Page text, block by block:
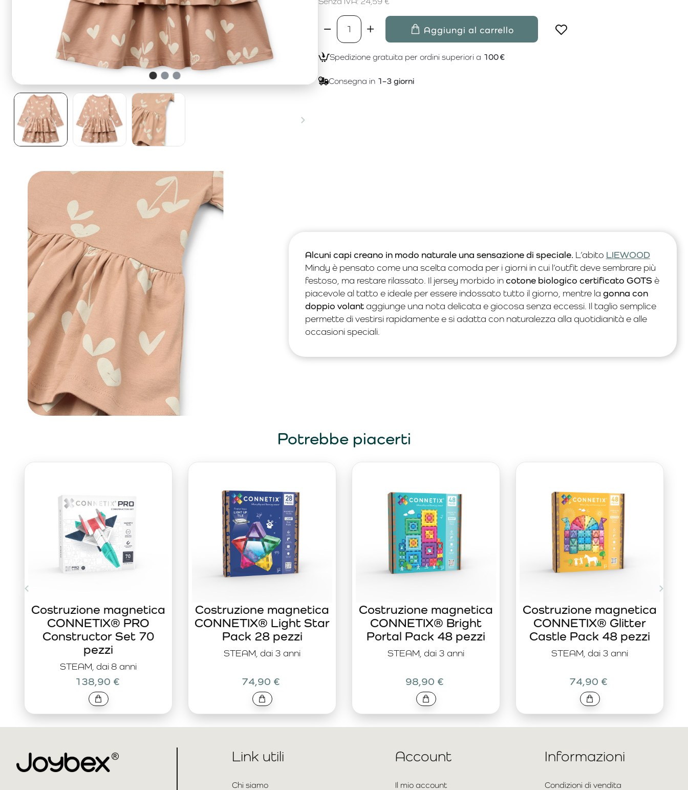
Aggiungi al carrello
Spedizione gratuita per ordini superiori a 100 €
Consegna in 1–3 giorni
Alcuni capi creano in modo naturale una sensazione di speciale. L’abito LIEWOOD
Mindy è pensato come una scelta comoda per i giorni in cui l’outfit deve sembrare più
festoso, ma restare rilassato. Il jersey morbido incotone biologico certificato GOTS è
piacevole al tatto e ideale per essere indossato tutto il giorno, mentre la gonna con
doppio volantaggiunge una nota delicata e giocosa senza eccessi. Il taglio semplice
permette di vestirsi rapidamente e si adatta con naturalezza alla quotidianità e alle
occasioni speciali.
Potrebbe piacerti
STEAM, dai 8 anni
Costruzione magnetica
CONNETIX® PRO
Constructor Set 70
pezzi
138,90 €
STEAM, dai 3 anni
Costruzione magnetica
CONNETIX® Light Star
Pack 28 pezzi
74,90 €
STEAM, dai 3 anni
Costruzione magnetica
CONNETIX® Bright
Portal Pack 48 pezzi
98,90 €
STEAM, dai 3 anni
Costruzione magnetica
CONNETIX® Glitter
Castle Pack 48 pezzi
74,90 €
Link utili
Chi siamo
Account
Il mio account
Informazioni
Condizioni di vendita